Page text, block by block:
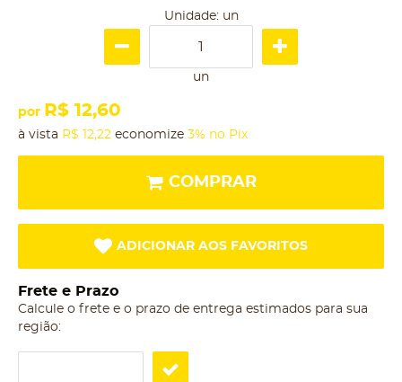
Unidade: un
un
por R$ 12,60
à vista R$ 12,22 economize 3% no Pix
COMPRAR
ADICIONAR AOS FAVORITOS
Frete e Prazo
Calcule o frete e o prazo de entrega estimados para sua
região: